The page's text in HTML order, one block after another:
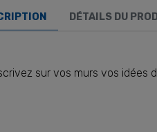
DÉTAILS DU
sur vos murs vos